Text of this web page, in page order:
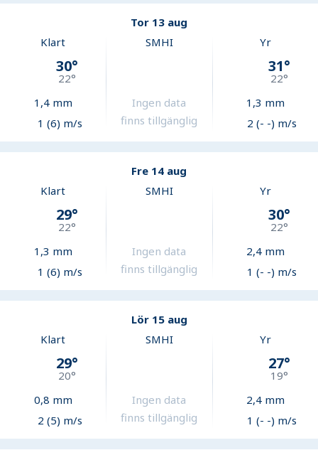
Tor 13 aug
Klart
30°
22°
1,4mm
1 (6) m/s
SMHI
Ingen data
finns tillgänglig
Yr
31°
22°
1,3 mm
2 (- -) m/s
Fre 14 aug
Klart
29°
22°
1,3 mm
1 (6) m/s
SMHI
Ingen data
finns tillgänglig
Yr
30°
22°
2,4mm
1 (- -) m/s
Lör 15 aug
Klart
29°
20°
0,8 mm
2 (5) m/s
SMHI
Ingen data
finns tillgänglig
Yr
27°
19°
2,4mm
1 (- -) m/s